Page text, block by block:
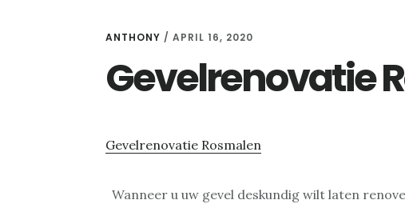
ANTHONY / APRIL 16, 2020
Gevelrenovatie
Gevelrenovatie Rosmalen
Wanneer u uw gevel deskundig wilt laten